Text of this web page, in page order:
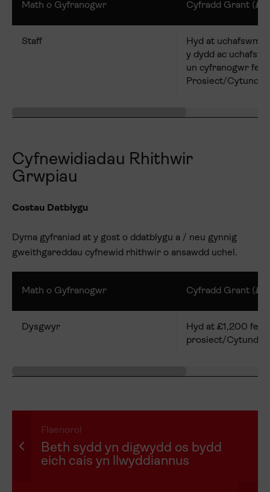
Math o Gyfranogwr Cyfradd Grant (£)
Staff
Hyd at uchafswm
y dydd ac
un cyfranogwr
Prosiect/
Cyfnewidiadau Rhithwir
Grwpiau
Costau Datblygu
Dyma gyfraniad at y gost o ddatblygu a / neu gynnig
gweithgareddau cyfnewid rhithwir o ansawdd uchel.
Math o Gyfranogwr Cyfradd Grant (£)
Dysgwyr
Hyd at £1,200
prosiect/
Flaenorol
Beth sydd yn digwydd os bydd
eich cais yn llwyddiannus